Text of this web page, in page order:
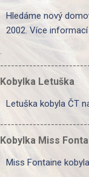
Hledáme nový
2002. Více informací
.
Kobylka Letuška
Letuška kobyla ČT
Kobylka Miss
Miss Fontaine